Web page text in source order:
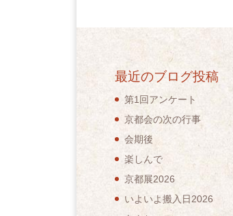
最近のブログ投稿
第1回アンケート
京都会の次の行事
会期後
楽しんで
京都展2026
いよいよ搬入日2026